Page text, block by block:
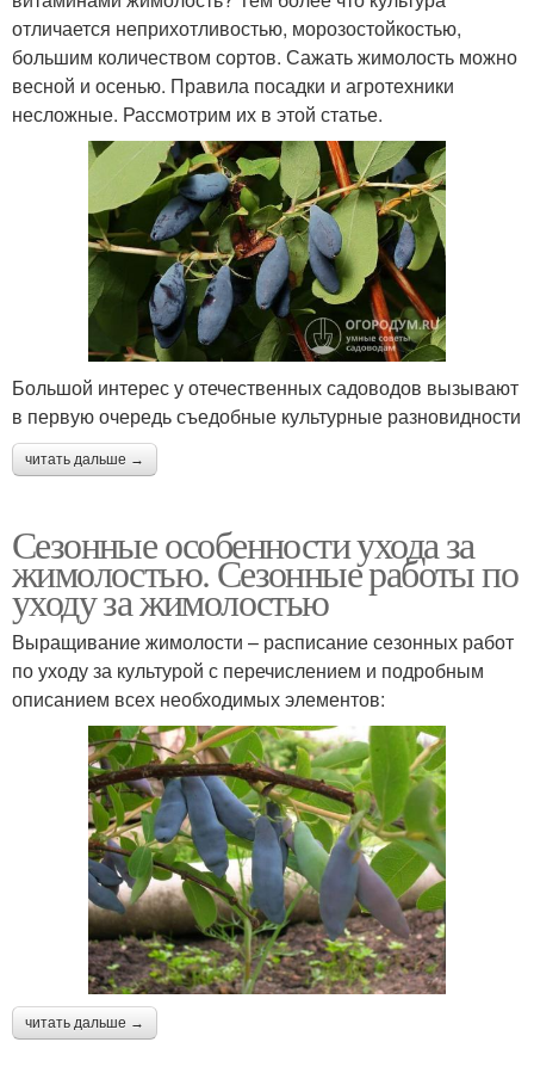
отличается неприхотливостью, морозостойкостью,
большим количеством сортов. Сажать жимолость можно
весной и осенью. Правила посадки и агротехники
несложные. Рассмотрим их в этой статье.
Большой интерес у отечественных садоводов вызывают
в первую очередь съедобные культурные разновидности
читать дальше →
Сезонные особенности ухода за
жимолостью. Сезонные работы по
уходу за жимолостью
Выращивание жимолости – расписание сезонных работ
по уходу за культурой с перечислением и подробным
описанием всех необходимых элементов:
читать дальше →